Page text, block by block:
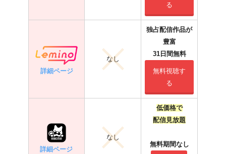
る
詳細ページ
なし
独占配信作品が
豊富
31日間無料
無料視聴す
る
詳細ページ
なし
低価格で
配信見放題
無料期間なし